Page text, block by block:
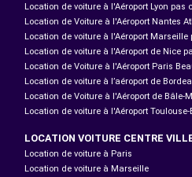
Location de voiture à l'Aéroport Lyon pas
Location de Voiture à l'Aéroport Nantes
Location de voiture à l'Aéroport Marseille
Location de voiture à l'Aéroport de Nice
Location de Voiture à l'Aéroport Paris
Location de voiture à l’aéroport de
Location de Voiture à l'Aéroport de Bâle-
Location de voiture à l'Aéroport
LOCATION VOITURE CENTRE
Location de voiture à Paris
Location de voiture à Marseille